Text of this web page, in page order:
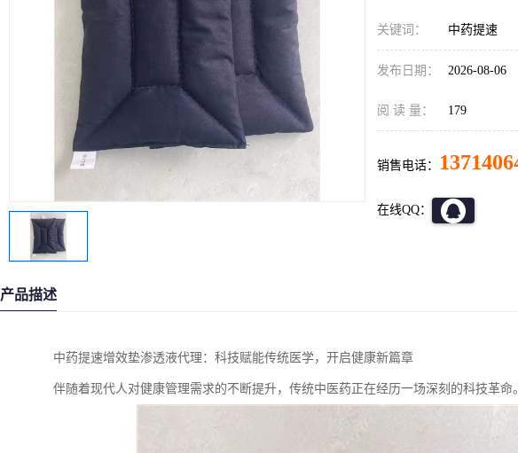
关键词： 中药提速
发布日期： 2026-08-06
阅 读 量： 179
销售电话：
在线QQ：
产品描述
中药提速增效垫渗透液代理：科技赋能传统医学，开启健康新篇章
伴随着现代人对健康管理需求的不断提升，传统中医药正在经历一场深刻的科技革命